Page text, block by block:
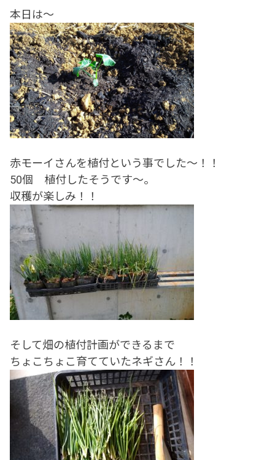
本日は～
赤モーイさんを植付という事でした～！！
50個 植付したそうです～。
収穫が楽しみ！！
そして畑の植付計画ができるまで
ちょこちょこ育てていたネギさん！！